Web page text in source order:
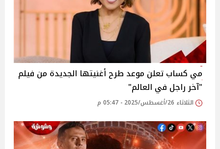
مي كساب تعلن موعد طرح أغنيتها الجديدة من فيلم
"آخر راجل في العالم"‎
الثلاثاء 26/أغسطس/2025 - 05:47 م